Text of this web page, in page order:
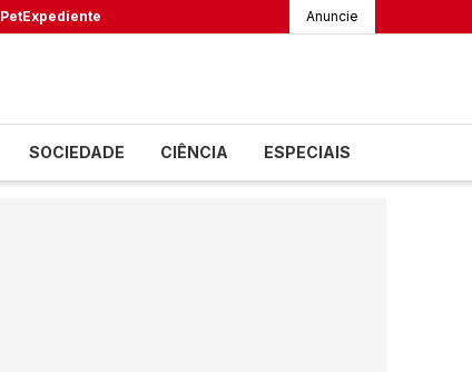
PetExpediente Anuncie
SOCIEDADE CIÊNCIA ESPECIAIS